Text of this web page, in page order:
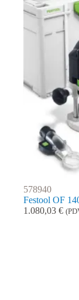
578940
Festool OF
1.080,03 €